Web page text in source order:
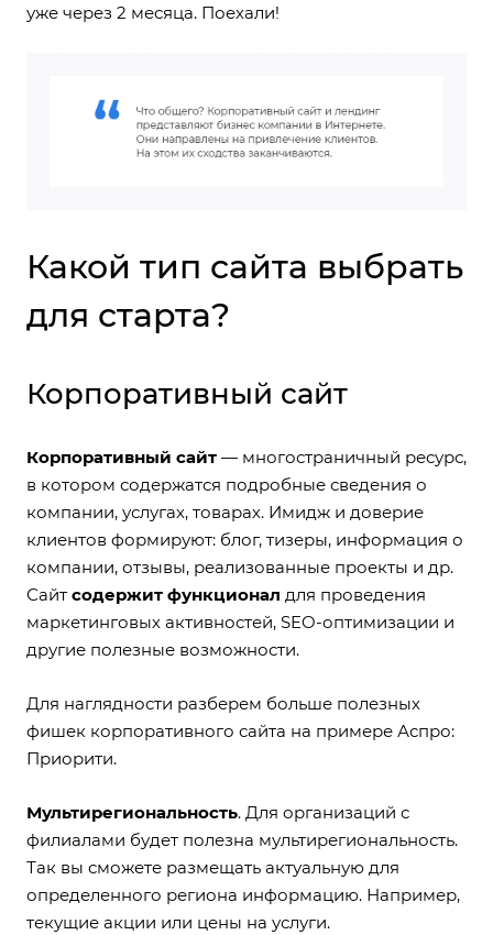
уже через 2 месяца. Поехали!
Какой тип сайта выбрать
для старта?
Корпоративный сайт
Корпоративный сайт — многостраничный ресурс,
в котором содержатся подробные сведения о
компании, услугах, товарах. Имидж и доверие
клиентов формируют: блог, тизеры, информация о
компании, отзывы, реализованные проекты и др.
Сайт содержит функционал для проведения
маркетинговых активностей, SEO-оптимизации и
другие полезные возможности.
Для наглядности разберем больше полезных
фишек корпоративного сайта на примере Аспро:
Приорити.
Мультирегиональность. Для организаций с
филиалами будет полезна мультирегиональность.
Так вы сможете размещать актуальную для
определенного региона информацию. Например,
текущие акции или цены на услуги.